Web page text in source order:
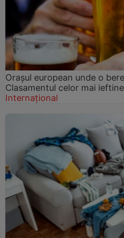
Orașul european unde o
Clasamentul celor mai
Internațional